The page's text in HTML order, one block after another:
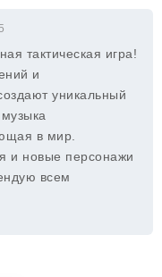
тактическая игра!
и
уникальный
в мир.
и новые персонажи
всем